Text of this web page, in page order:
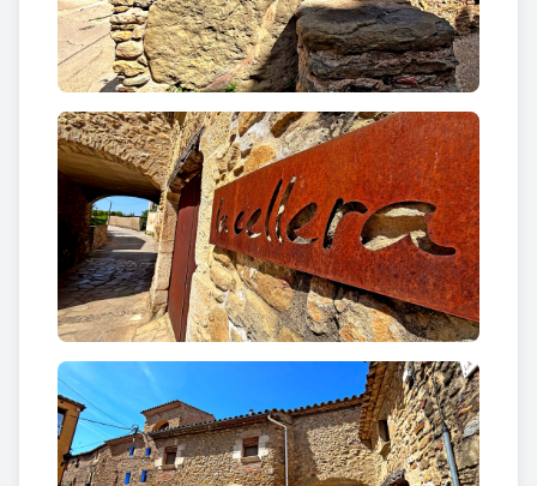
conjunt antic. Aquestes intervencions van
consolidar encara més la imatge d’un poble habitat i
viu, però fidel a les seves arrels.
Flaçà era, en origen, un poble tancat, amb accés
restringit a través de tres portals que marcaven el
límit entre l’espai protegit i el món exterior.
Aquestes obertures no eren només passos físics,
sinó també símbols d’un ordre comunitari antic, on
entrar i sortir del poble tenia un significat gairebé
ritual.
Recórrer avui el nucli històric de Flaçà és, en certa
manera, caminar per dins d’aquesta antiga cellera
que encara conserva el seu traçat íntim i recollit.